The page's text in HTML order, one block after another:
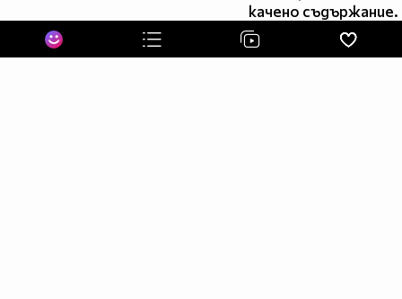
качено съдържание.